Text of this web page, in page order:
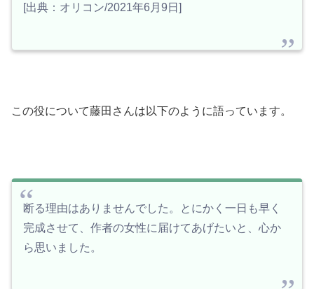
[出典：オリコン/2021年6月9日]
この役について藤田さんは以下のように語っています。
断る理由はありませんでした。とにかく一日も早く
完成させて、作者の女性に届けてあげたいと、心か
ら思いました。